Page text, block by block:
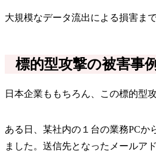
大規模なデータ流出による損害ま
標的型攻撃の被害事
日本企業ももちろん、この標的型
ある日、某社内の１台の業務PC
ました。送信先となったメールア